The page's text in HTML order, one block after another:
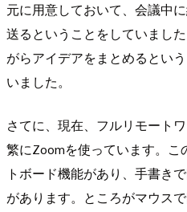
元に用意しておいて、会議中
送るということをしていまし
がらアイデアをまとめるとい
いました。
さてに、現在、フルリモート
繁にZoomを使っています。こ
トボード機能があり、手書き
があります。ところがマウス